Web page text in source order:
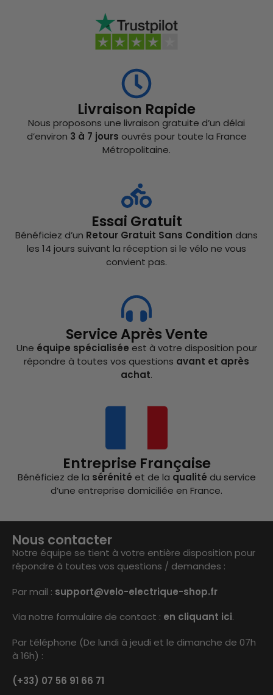
Livraison Rapide
Nous proposons une livraison gratuite d’un délai
d’environ 3 à 7 jours ouvrés pour toute la France
Métropolitaine.
Essai Gratuit
Bénéficiez d’un Retour Gratuit Sans Condition dans
les 14 jours suivant la réception si le vélo ne vous
convient pas.
Service Après Vente
Une équipe spécialisée est à votre disposition pour
répondre à toutes vos questions avant et après
achat.
Entreprise Française
Bénéficiez de la sérénité et de la qualité du service
d’une entreprise domiciliée en France.
Nous contacter
Notre équipe se tient à votre entière disposition pour
répondre à toutes vos questions / demandes :
Par mail : support@velo-electrique-shop.fr
Via notre formulaire de contact : en cliquant ici.
Par téléphone (De lundi à jeudi et le dimanche de 07h
à 16h) :
(+33) 07 56 91 66 71